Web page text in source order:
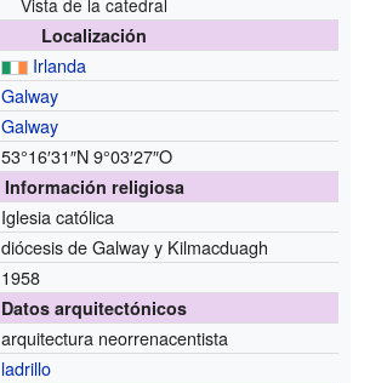
Localización
Irlanda
Galway
Galway
53°16′31″N9°03′27″O
Información religiosa
Iglesia católica
diócesis de Galway y Kilmacduagh
1958
Datos arquitectónicos
arquitectura neorrenacentista
ladrillo